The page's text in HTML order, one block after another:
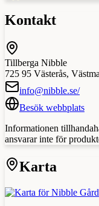
Kontakt
Tillberga Nibble
725 95 Västerås,
info@nibble.se/
Besök webbplats
Informationen
ansvarar inte för
Karta